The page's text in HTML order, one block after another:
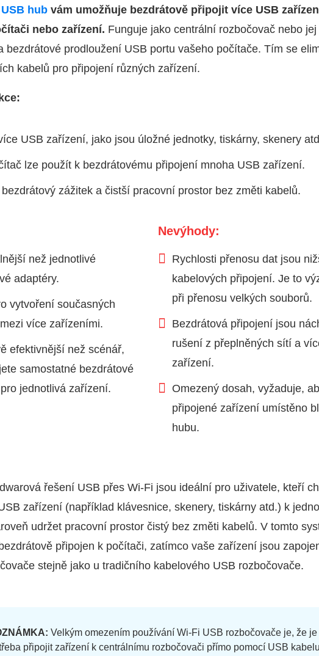
hub vám umožňuje bezdrátově připojit více USB
nebo zařízení. Funguje jako centrální rozbočovač nebo
bezdrátové prodloužení USB portu vašeho počítače. Tím se
kabelů pro připojení různých zařízení.
USB zařízení, jako jsou úložné jednotky, tiskárny, skenery
lze použít k bezdrátovému připojení mnoha USB zařízení.
zážitek a čistší pracovní prostor bez změti kabelů.
než jednotlivé
adaptéry.
vytvoření současných
více zařízeními.
efektivnější než scénář,
samostatné bezdrátové
jednotlivá zařízení.
Nevýhody:
Rychlosti přenosu dat jsou
kabelových připojení. Je to
při přenosu velkých souborů.
Bezdrátová připojení jsou
rušení z přeplněných sítí a
zařízení.
Omezený dosah, vyžaduje,
připojené zařízení umístěno
hubu.
řešení USB přes Wi‑Fi jsou ideální pro uživatele, kteří
zařízení (například klávesnice, skenery, tiskárny atd.) k
udržet pracovní prostor čistý bez změti kabelů. V tomto
připojen k počítači, zatímco vaše zařízení jsou
stejně jako u tradičního kabelového USB rozbočovače.
Velkým omezením používání Wi‑Fi USB rozbočovače je, že je
připojit zařízení k centrálnímu rozbočovači přímo pomocí USB